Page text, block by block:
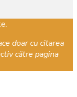
doar cu citarea
către pagina